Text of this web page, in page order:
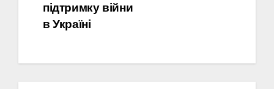
підтримку війни
в Україні